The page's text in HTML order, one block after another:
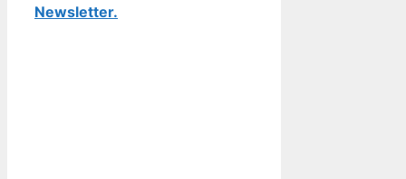
Newsletter.